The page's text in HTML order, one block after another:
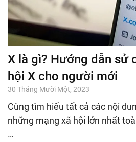
X là gì? Hướng dẫn sử
hội X cho người mới
30 Tháng Mười Một, 2023
Cùng tìm hiểu tất cả các nội
những mạng xã hội lớn nhất
…